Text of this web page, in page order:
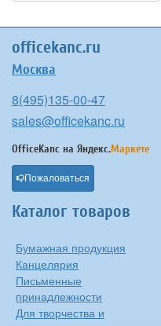
officekanc.ru
Москва
8(495)135-00-47
sales@officekanc.ru
OfficeKanc на Яндекс.Маркете
Пожаловаться
Каталог товаров
Бумажная продукция
Канцелярия
Письменные
принадлежности
Для творчества и